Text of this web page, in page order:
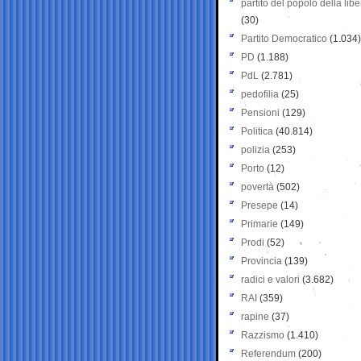
partito del popolo della
(30)
Partito Democratico (1.034)
PD (1.188)
PdL (2.781)
pedofilia (25)
Pensioni (129)
Politica (40.814)
polizia (253)
Porto (12)
povertà (502)
Presepe (14)
Primarie (149)
Prodi (52)
Provincia (139)
radici e valori (3.682)
RAI (359)
rapine (37)
Razzismo (1.410)
Referendum (200)